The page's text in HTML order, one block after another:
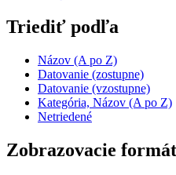
Triediť podľa
Názov (A po Z)
Datovanie (zostupne)
Datovanie (vzostupne)
Kategória, Názov (A po Z)
Netriedené
Zobrazovacie